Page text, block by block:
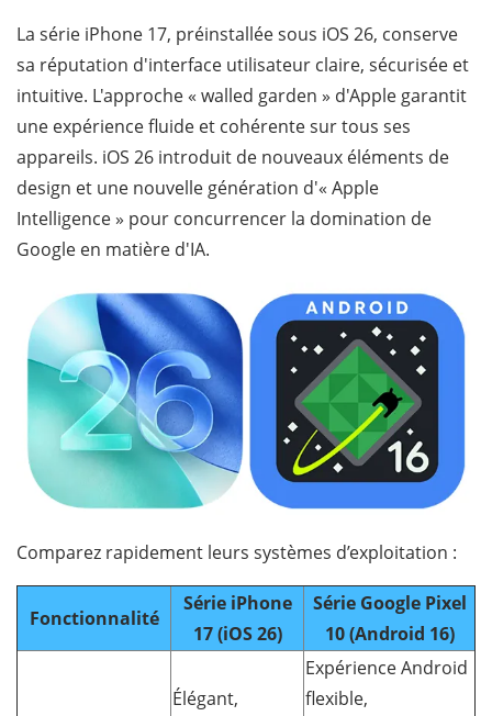
La série iPhone 17, préinstallée sous iOS 26, conserve
sa réputation d'interface utilisateur claire, sécurisée et
intuitive. L'approche « walled garden » d'Apple garantit
une expérience fluide et cohérente sur tous ses
appareils. iOS 26 introduit de nouveaux éléments de
design et une nouvelle génération d'« Apple
Intelligence » pour concurrencer la domination de
Google en matière d'IA.
Comparez rapidement leurs systèmes d’exploitation :
Fonctionnalité
Série iPhone
17 (iOS 26)
Série Google Pixel
10 (Android 16)
Élégant,
Expérience Android
flexible,